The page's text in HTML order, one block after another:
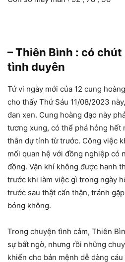
– Thiên Bình : có
tình duyên
Tử vi ngày mới của 12 cung
cho thấy Thứ Sáu 11/08/2023
đan xen. Cung hoàng đạo này
tương xung, có thể phá hỏng hết
thân dự tính từ trước. Công việc
mối quan hệ với đồng nghiệp có
đồng. Vận khí không được hanh
trước khi làm việc gì trong ngày
trước sau thật cẩn thận, tránh
bỏng không.
Trong chuyện tình cảm, Thiên
sự bất ngờ, nhưng rồi những
khiến cho bản mệnh dễ dàng